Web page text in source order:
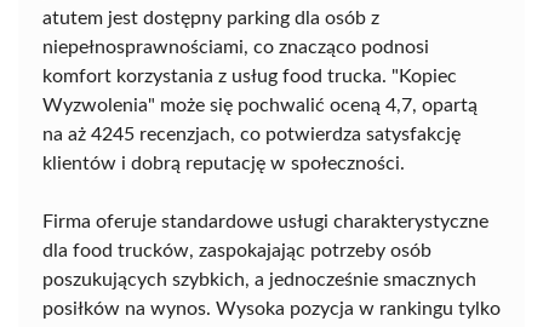
atutem jest dostępny parking dla osób z
niepełnosprawnościami, co znacząco podnosi
komfort korzystania z usług food trucka. "Kopiec
Wyzwolenia" może się pochwalić oceną 4,7, opartą
na aż 4245 recenzjach, co potwierdza satysfakcję
klientów i dobrą reputację w społeczności.
Firma oferuje standardowe usługi charakterystyczne
dla food trucków, zaspokajając potrzeby osób
poszukujących szybkich, a jednocześnie smacznych
posiłków na wynos. Wysoka pozycja w rankingu tylko